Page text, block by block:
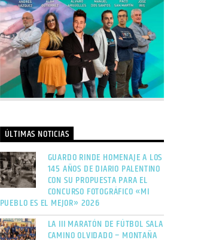
ÚLTIMAS NOTICIAS
GUARDO RINDE HOMENAJE A LOS
145 AÑOS DE DIARIO PALENTINO
CON SU PROPUESTA PARA EL
CONCURSO FOTOGRÁFICO «MI
PUEBLO ES EL MEJOR» 2026
LA III MARATÓN DE FÚTBOL SALA
CAMINO OLVIDADO – MONTAÑA